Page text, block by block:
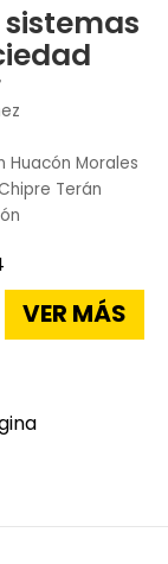
Huacón Morales
Terán
VER MÁS